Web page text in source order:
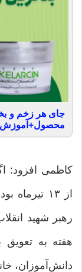
محصول+آموزش
کاظمی افزود:
از ۱۳
رهبر شهید
دانش‌آموزان،